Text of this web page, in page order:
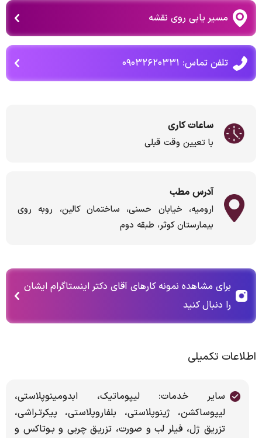
مسیر یابی روی نقشه
تلفن تماس: ۰۹۰۳۲۶۲۰۳۳۱
ساعات کاری
با تعیین وقت قبلی
آدرس مطب
ارومیه، خیابان حسنی، ساختمان کالین، روبه روی
بیمارستان کوثر، طبقه دوم
برای مشاهده نمونه کارهای آقای دکتر اینستاگرام ایشان
را دنبال کنید
اطلاعات تکمیلی
سایر خدمات: لیپوماتیک، ابدومینوپلاستی،
لیپوساکشن، ژینوپلاستی، بلفاروپلاستی، پیکرتـراشی،
تزریق ژل، فیلر لب و صورت، تزریـق چربی و بـوتاکس و